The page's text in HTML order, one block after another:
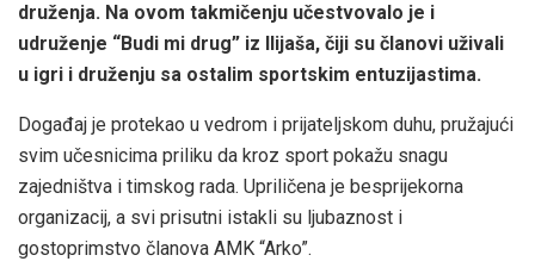
druženja. Na ovom takmičenju učestvovalo je i
udruženje “Budi mi drug” iz Ilijaša, čiji su članovi uživali
u igri i druženju sa ostalim sportskim entuzijastima.
Događaj je protekao u vedrom i prijateljskom duhu, pružajući
svim učesnicima priliku da kroz sport pokažu snagu
zajedništva i timskog rada. Upriličena je besprijekorna
organizacij, a svi prisutni istakli su ljubaznost i
gostoprimstvo članova AMK “Arko”.